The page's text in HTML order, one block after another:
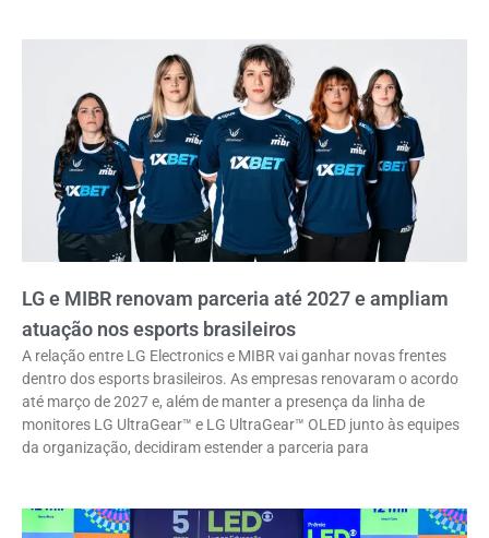
LG e MIBR renovam parceria até 2027 e ampliam
atuação nos esports brasileiros
A relação entre LG Electronics e MIBR vai ganhar novas frentes
dentro dos esports brasileiros. As empresas renovaram o acordo
até março de 2027 e, além de manter a presença da linha de
monitores LG UltraGear™ e LG UltraGear™ OLED junto às equipes
da organização, decidiram estender a parceria para